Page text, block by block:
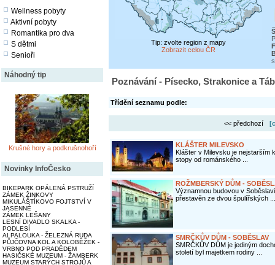
Wellness pobyty
Aktivní pobyty
Romantika pro dva
S dětmi
Senioři
Náhodný tip
Krušné hory a podkrušnohoří
Novinky InfoČesko
BIKEPARK OPÁLENÁ PSTRUŽÍ
ZÁMEK ŽINKOVY
MIKULÁŠTÍKOVO FOJTSTVÍ V
JASENNÉ
ZÁMEK LEŠANY
LESNÍ DIVADLO SKALKA -
PODLESÍ
ALPALOUKA - ŽELEZNÁ RUDA
PŮJČOVNA KOL A KOLOBĚŽEK -
VRBNO POD PRADĚDEM
HASIČSKÉ MUZEUM - ŽAMBERK
MUZEUM STARÝCH STROJŮ A
Tip: zvolte region z mapy
Zobrazit celou ČR
Poznávání - Písecko, Strakonice a
Třídění seznamu podle:
<< předchozí
KLÁŠTER MILEVSKO
Klášter v Milevsku je nejstarším
stopy od románského ...
ROŽMBERSKÝ DŮM -
Významnou budovou v
přestavěn ze dvou špulířských ...
SMRČKŮV DŮM - SOBĚSLAV
SMRČKŮV DŮM je jediným
století byl majetkem rodiny ...